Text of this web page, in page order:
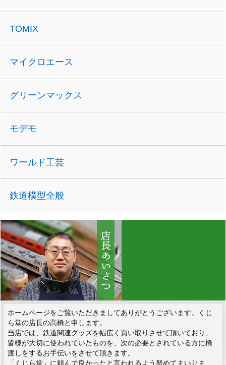
TOMIX
マイクロエース
グリーンマックス
モデモ
ワールド工芸
鉄道模型全般
ホームページをご覧いただきましてありがとうございます。くじ
ら堂の店長の高橋と申します。
当店では、鉄道関連グッズを幅広く買い取りさせて頂いており、
皆様が大切に使われていたものを、次の必要とされている方に橋
渡しをするお手伝いをさせて頂きます。
「くじら堂」に頼んで良かったと言われるよう努めてまいりま